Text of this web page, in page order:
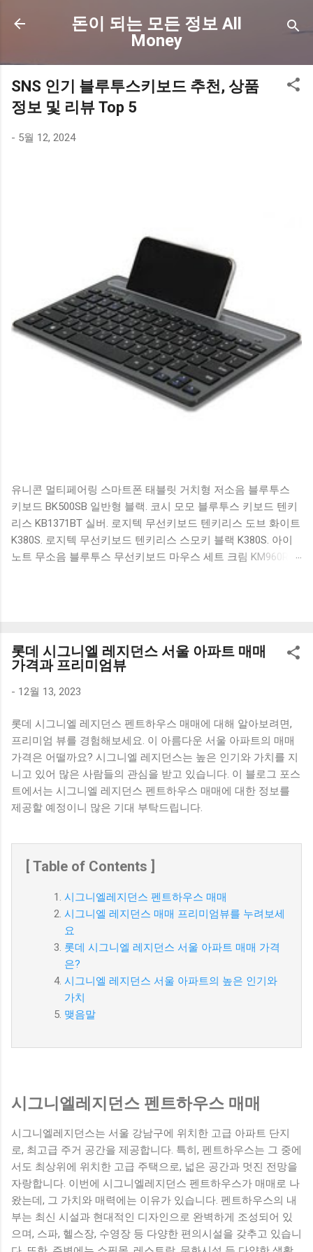
기본 콘텐츠로 건너뛰기
돈이 되는 모든 정보 All
Money
SNS 인기 블루투스키보드 추천, 상품
정보 및 리뷰 Top 5
- 5월 12, 2024
유니콘 멀티페어링 스마트폰 태블릿 거치형 저소음 블루투스
키보드 BK500SB 일반형 블랙. 코시 모모 블루투스 키보드 텐키
리스 KB1371BT 실버. 로지텍 무선키보드 텐키리스 도브 화이트
K380S. 로지텍 무선키보드 텐키리스 스모키 블랙 K380S. 아이
노트 무소음 블루투스 무선키보드 마우스 세트 크림 KM960RB
혜택을 놓치지 마세요. 다양한 할인 혜택과 빠른배송 혜택을 놓
치지 않도록 먼저 확인해보세요. 추가할인 확인하기 상품 하나
를 사더라도 종류도 많고, 가격도 다양해서 결정이 많이 어려우
많을 수 밖에 없습니다. 다양한 상품들을 상세스펙 과 가격 을
꼼꼼히 비교해서 구매하실 수 있도록 순위 추천 해드릴게요. 특
가상품 보러가기 추천상품 Best 유니콘 멀티페어링 스마트폰
태블릿 거치형 저소음 블루투스 키보드, BK-500SB, 일반형, 블
랙 유니콘 멀티페어링 스마트폰 태...
롯데 시그니엘 레지던스 서울 아파트 매매
가격과 프리미엄뷰
- 12월 13, 2023
롯데 시그니엘 레지던스 펜트하우스 매매에 대해 알아보려면,
프리미엄 뷰를 경험해보세요. 이 아름다운 서울 아파트의 매매
가격은 어떨까요? 시그니엘 레지던스는 높은 인기와 가치를 지
니고 있어 많은 사람들의 관심을 받고 있습니다. 이 블로그 포스
트에서는 시그니엘 레지던스 펜트하우스 매매에 대한 정보를
제공할 예정이니 많은 기대 부탁드립니다.
[ Table of Contents ]
시그니엘레지던스 펜트하우스 매매
시그니엘 레지던스 매매 프리미엄뷰를 누려보세
요
롯데 시그니엘 레지던스 서울 아파트 매매 가격
은?
시그니엘 레지던스 서울 아파트의 높은 인기와
가치
맺음말
시그니엘레지던스 펜트하우스 매매
시그니엘레지던스는 서울 강남구에 위치한 고급 아파트 단지
로, 최고급 주거 공간을 제공합니다. 특히, 펜트하우스는 그 중에
서도 최상위에 위치한 고급 주택으로, 넓은 공간과 멋진 전망을
자랑합니다. 이번에 시그니엘레지던스 펜트하우스가 매매로 나
왔는데, 그 가치와 매력에는 이유가 있습니다. 펜트하우스의 내
부는 최신 시설과 현대적인 디자인으로 완벽하게 조성되어 있
으며, 스파, 헬스장, 수영장 등 다양한 편의시설을 갖추고 있습니